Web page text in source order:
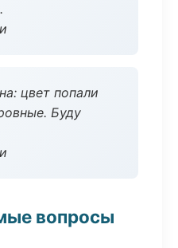
цвет попали
Буду
вопросы